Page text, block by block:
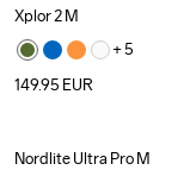
Xplor 2 M
+ 5
149.95 EUR
Nordlite Ultra Pro M